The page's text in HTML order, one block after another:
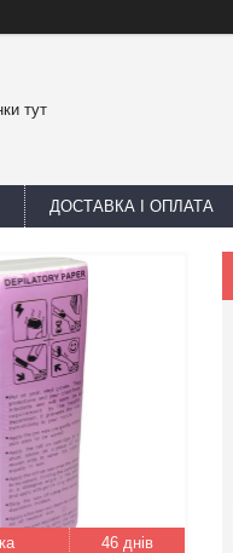
тут
ДОСТАВКА І ОПЛАТА
46 днів